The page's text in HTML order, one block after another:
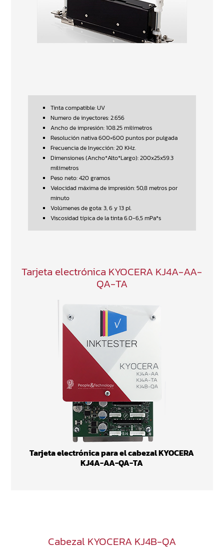
Tinta compatible: UV
Numero de inyectores: 2.656
Ancho de impresión: 108.25 milímetros
Resolución nativa 600×600 puntos por pulgada
Frecuencia de Inyección: 20 KHz.
Dimensiones (Ancho*Alto*Largo): 200x25x59.3
milímetros
Peso neto: 420 gramos
Velocidad máxima de impresión: 50,8 metros por
minuto
Volúmenes de gota: 3, 6 y 13 pl.
Viscosidad típica de la tinta 6.0-6,5 mPa*s
Tarjeta electrónica KYOCERA KJ4A-AA-
QA-TA
Tarjeta electrónica para el cabezal KYOCERA
KJ4A-AA-QA-TA
Cabezal KYOCERA KJ4B-QA